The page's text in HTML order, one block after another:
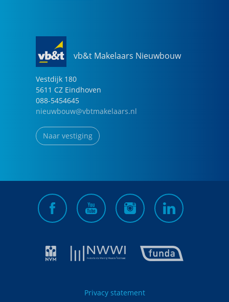
vb&t Makelaars Nieuwbouw
Vestdijk 180
5611 CZ Eindhoven
088-5454645
nieuwbouw@vbtmakelaars.nl
Naar vestiging
Privacy statement